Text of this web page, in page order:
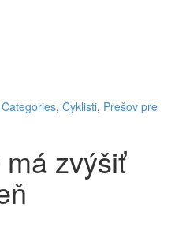
, Cyklisti, Prešov pre
zvýšiť